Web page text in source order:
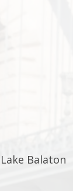
Balaton